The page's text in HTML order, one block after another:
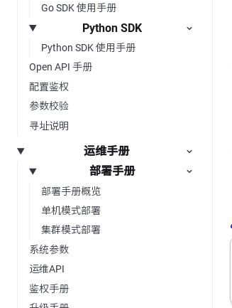
Go SDK 使用手册
Python SDK
Python SDK 使用手册
Open API 手册
配置鉴权
参数校验
寻址说明
运维手册
部署手册
部署手册概览
单机模式部署
集群模式部署
系统参数
运维API
鉴权手册